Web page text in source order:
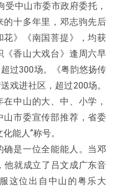
中山市委市政府委托，
十多年里，邓志驹先后
花》《南国菩提》，均获
香山大戏台》逢周六早
过300场。《粤韵悠扬传
戏进社区，超过200场。
在中山的大、中、小学，
市委宣传部推荐，省委
能人”称号。
是一位全能能人。当邓
他就成立了吕文成广东音
这位出自中山的粤乐大